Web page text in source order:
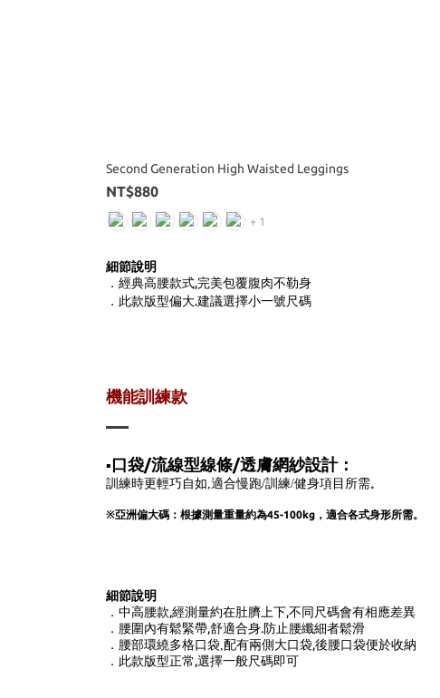
Second Generation High Waisted Leggings
NT$880
+ 1
細節說明
．經典高腰款式,完美包覆腹肉不勒身
． 此款版型偏大,建議選擇小一號尺碼
機能訓練款
▪️口袋/流線型線條/透膚網紗設計：
訓練時更輕巧自如,適合慢跑/訓練/健身項目所需。
※亞洲偏大碼：根據測量重量約為45-100kg ，適合各式身形所需。
細節說明
．中高腰款,經測量約在肚臍上下,不同尺碼會有相應差異
．腰圍內有鬆緊帶,舒適合身.防止腰纖細者鬆滑
．腰部環繞多格口袋,配有兩側大口袋,後腰口袋便於收納
． 此款版型正常,選擇一般尺碼即可